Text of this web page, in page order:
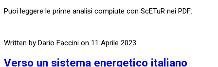
Puoi leggere le prime analisi compiute con ScETuR nei PDF:
Written by Dario Faccini on 11 Aprile 2023.
Verso un sistema energetico italiano